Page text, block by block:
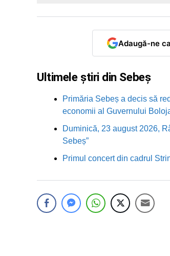
Adaugă-ne
Ultimele știri din Sebeș
Primăria Sebeș a decis să
economii al Guvernului
Duminică, 23 august 2026,
Sebeș”
Primul concert din cadrul